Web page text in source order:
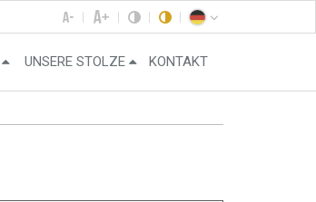
UNSERE STOLZE KONTAKT